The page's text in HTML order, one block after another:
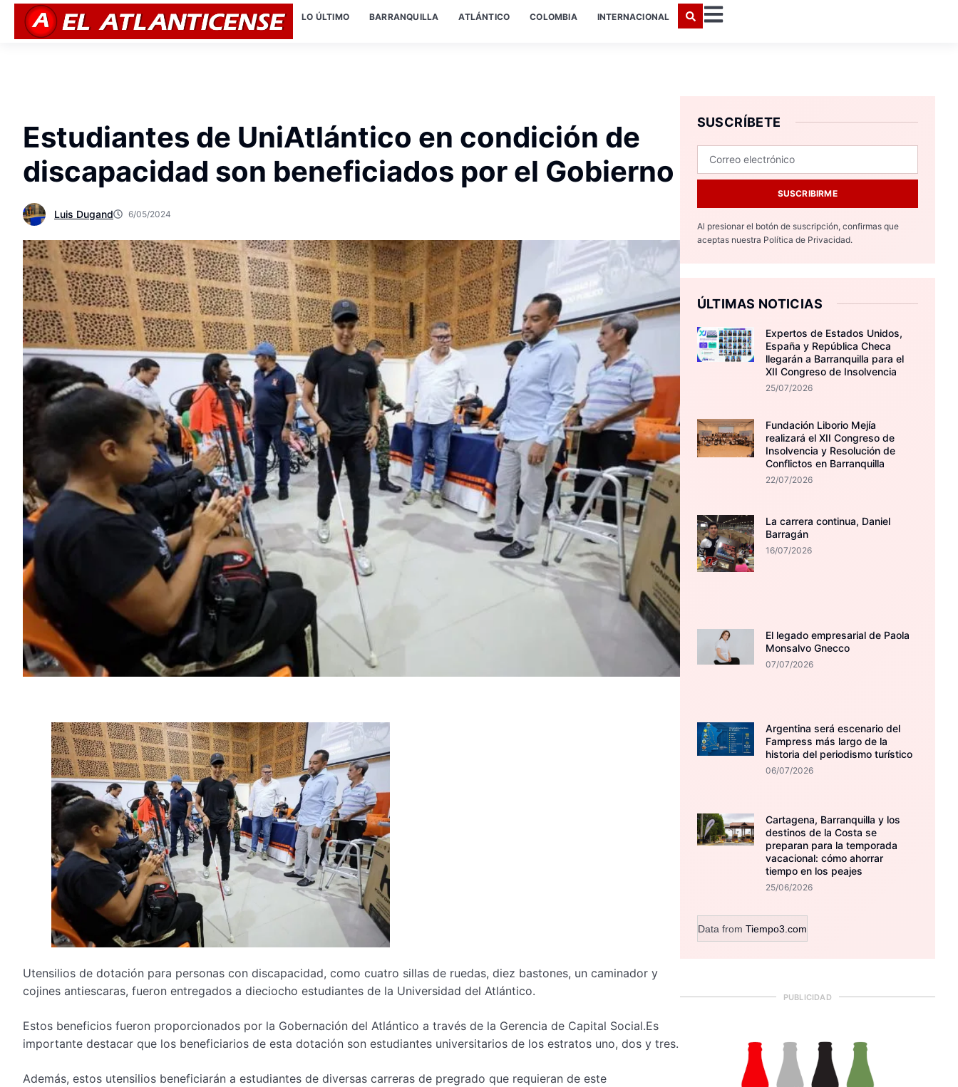
LO ÚLTIMO BARRANQUILLA ATLÁNTICO COLOMBIA INTERNACIONAL
Estudiantes de UniAtlántico en condición de
discapacidad son beneficiados por el Gobierno
Luis Dugand 6/05/2024
Utensilios de dotación para personas con discapacidad, como cuatro sillas de ruedas, diez bastones, un caminador y
cojines antiescaras, fueron entregados a dieciocho estudiantes de la Universidad del Atlántico.
Estos beneficios fueron proporcionados por la Gobernación del Atlántico a través de la Gerencia de Capital Social.Es
importante destacar que los beneficiarios de esta dotación son estudiantes universitarios de los estratos uno, dos y tres.
Además, estos utensilios beneficiarán a estudiantes de diversas carreras de pregrado que requieran de este
SUSCRÍBETE
SUSCRIBIRME
Al presionar el botón de suscripción, confirmas que
aceptas nuestra Política de Privacidad.
ÚLTIMAS NOTICIAS
Expertos de Estados Unidos,
España y República Checa
llegarán a Barranquilla para el
XII Congreso de Insolvencia
25/07/2026
Fundación Liborio Mejía
realizará el XII Congreso de
Insolvencia y Resolución de
Conflictos en Barranquilla
22/07/2026
La carrera continua, Daniel
Barragán
16/07/2026
El legado empresarial de Paola
Monsalvo Gnecco
07/07/2026
Argentina será escenario del
Fampress más largo de la
historia del periodismo turístico
06/07/2026
Cartagena, Barranquilla y los
destinos de la Costa se
preparan para la temporada
vacacional: cómo ahorrar
tiempo en los peajes
25/06/2026
Data from Tiempo3.com
PUBLICIDAD